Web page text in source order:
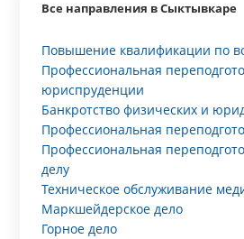
Все направления в Сыктывкаре
Повышение квалификации по
Профессиональная
юриспруденции
Банкротство физических и
Профессиональная
Профессиональная
делу
Техническое обслуживание
Маркшейдерское дело
Горное дело